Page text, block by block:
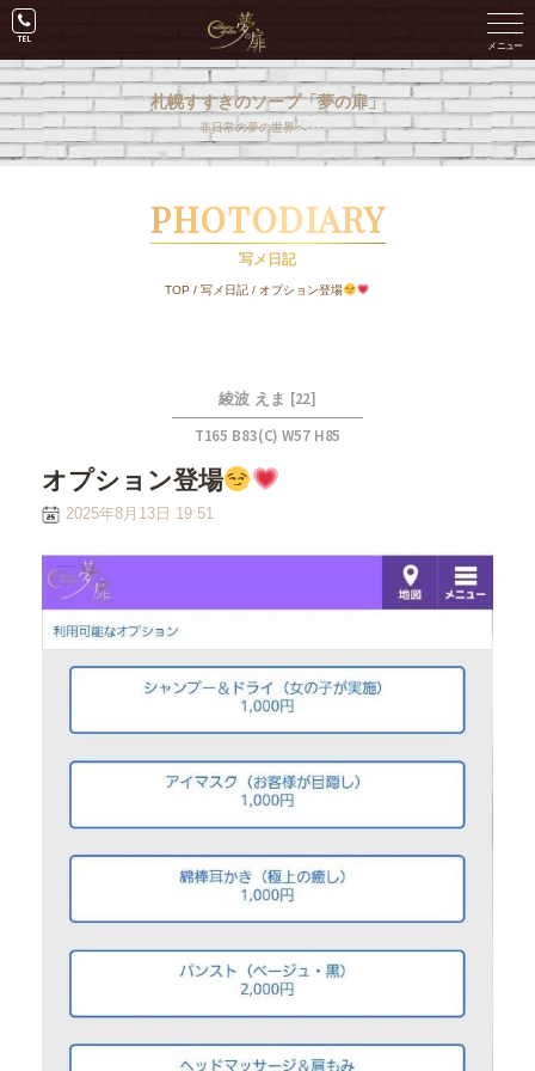
札幌すすきのソープ「夢の扉」
非日常の夢の世界へ･･･。
PHOTODIARY
写メ日記
TOP /写メ日記 / オプション登場
綾波 えま [22]
T165 B83(C) W57 H85
オプション登場
2025年8月13日 19:51